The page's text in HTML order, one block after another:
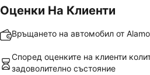
Оценки На Клиенти
Връщането на автомобил от
Според оценките на клиенти
задоволително състояние